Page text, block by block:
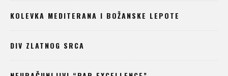
KOLEVKA MEDITERANA I BOŽANSKE LEPOTE
DIV ZLATNOG SRCA